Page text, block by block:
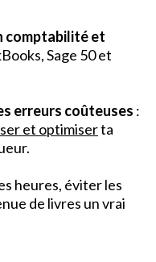
comptabilité et
Sage 50 et
erreurs coûteuses :
et optimiserta
heures, éviter les
de livres un vrai